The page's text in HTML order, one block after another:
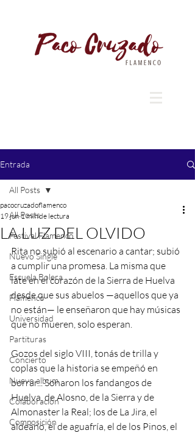
Entrada
All Posts
Festival Flamenco
Nuevo Single
Escuela Bolera
Flamenco
Universidad
Partituras
Concierto
Nuevo album
Colaboración
Composición
All Posts
LA LUZ DEL OLVIDO
pacocruzadoflamenco
19 jun 1 min de lectura
Rita no subió al escenario a cantar; subió
a cumplir una promesa. La misma que
late en el corazón de la Sierra de Huelva
desde que sus abuelos —aquellos que ya
no están— le enseñaron que hay músicas
que no mueren, solo esperan.
Gozos del siglo VIII, tonás de trilla y
coplas que la historia se empeñó en
borrar... Sonaron los fandangos de
Huelva, de Alosno, de la Sierra y de
Almonaster la Real; los de La Jira, el
aldeano, el de aguafría, el de los Pinos, el